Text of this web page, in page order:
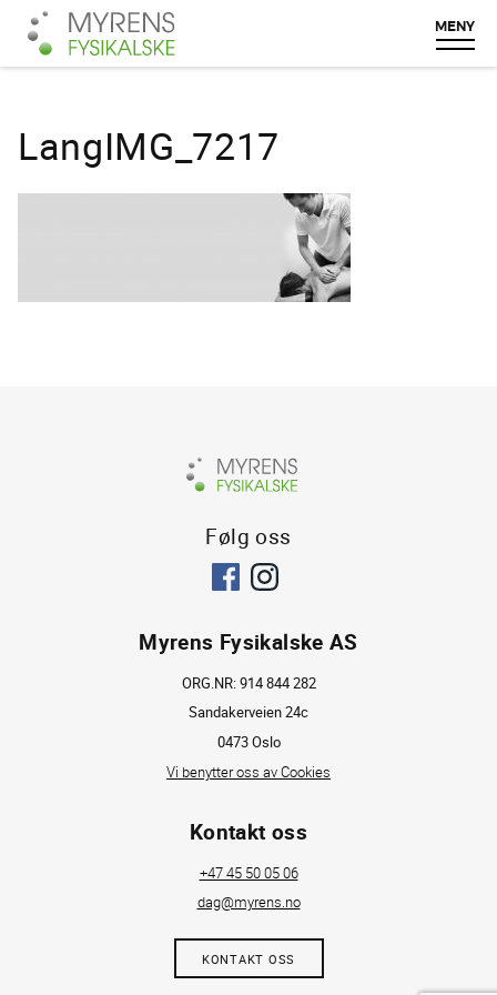
content
MENY
LangIMG_7217
Følg oss
Myrens Fysikalske AS
ORG.NR: 914 844 282
Sandakerveien 24c
0473 Oslo
Vi benytter oss av Cookies
Kontakt oss
+47 45 50 05 06
dag@myrens.no
KONTAKT OSS